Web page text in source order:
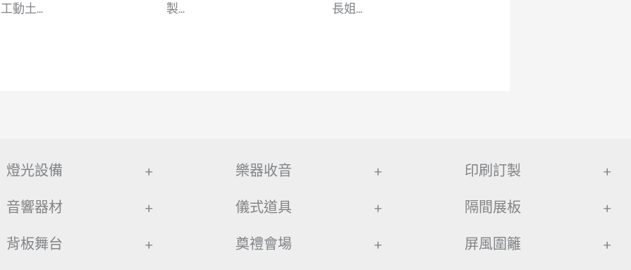
工動土...
製...
長姐...
燈光設備 +
音響器材 +
背板舞台 +
樂器收音 +
儀式道具 +
奠禮會場 +
印刷訂製 +
隔間展板 +
屏風圍籬 +